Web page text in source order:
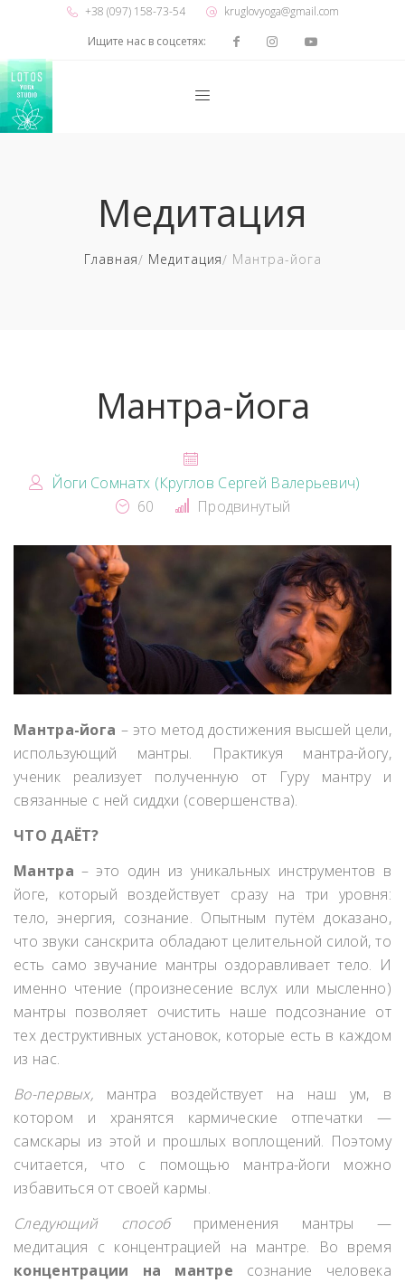
+38 (097) 158-73-54
kruglovyoga@gmail.com
Ищите нас в соцсетях:
Медитация
Главная Медитация Мантра-йога
Мантра-йога
Йоги Сомнатх (Круглов Сергей Валерьевич)
60
Продвинутый
Мантра-йога – это метод достижения высшей цели,
использующий мантры. Практикуя мантра-йогу,
ученик реализует полученную от Гуру мантру и
связанные с ней сиддхи (совершенства).
ЧТО ДАЁТ?
Мантра – это один из уникальных инструментов в
йоге, который воздействует сразу на три уровня:
тело, энергия, сознание. Опытным путём доказано,
что звуки санскрита обладают целительной силой, то
есть само звучание мантры оздоравливает тело. И
именно чтение (произнесение вслух или мысленно)
мантры позволяет очистить наше подсознание от
тех деструктивных установок, которые есть в каждом
из нас.
Во-первых, мантра воздействует на наш ум, в
котором и хранятся кармические отпечатки —
самскары из этой и прошлых воплощений. Поэтому
считается, что с помощью мантра-йоги можно
избавиться от своей кармы.
Следующий способприменения мантры —
медитация с концентрацией на мантре. Во время
концентрации на мантре сознание человека